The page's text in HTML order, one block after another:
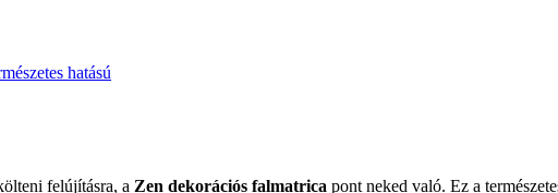
hatású
felújításra, a Zen dekorációs falmatrica pont neked való. Ez a